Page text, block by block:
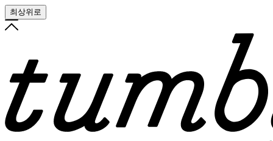
최상위로